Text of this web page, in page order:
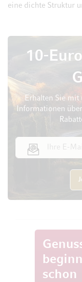
eine dichte Struktur
10-
Erhalten Sie
Informationen
schon